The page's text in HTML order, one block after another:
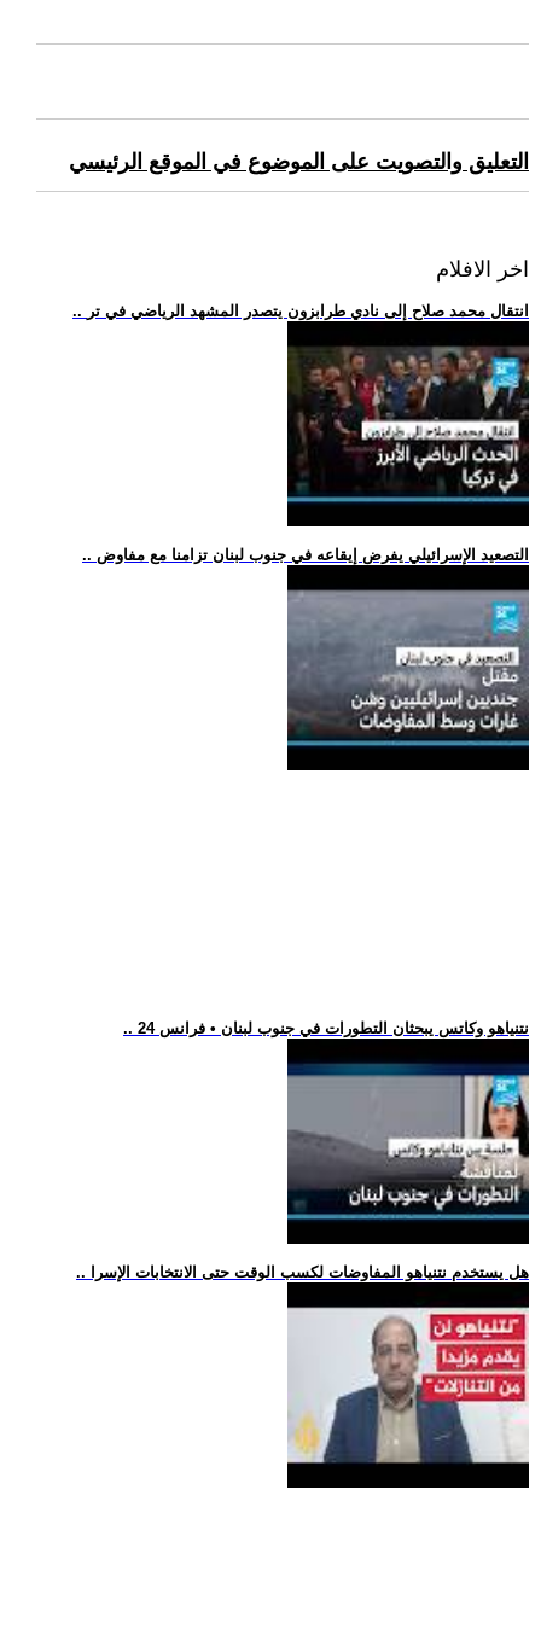
التعليق والتصويت على الموضوع في الموقع الرئيسي
اخر الافلام
.. انتقال محمد صلاح إلى نادي طرابزون يتصدر المشهد الرياضي في تر
.. التصعيد الإسرائيلي يفرض إيقاعه في جنوب لبنان تزامنا مع مفاوض
.. نتنياهو وكاتس يبحثان التطورات في جنوب لبنان • فرانس 24
.. هل يستخدم نتنياهو المفاوضات لكسب الوقت حتى الانتخابات الإسرا